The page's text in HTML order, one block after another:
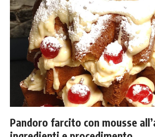
Pandoro farcito con mousse